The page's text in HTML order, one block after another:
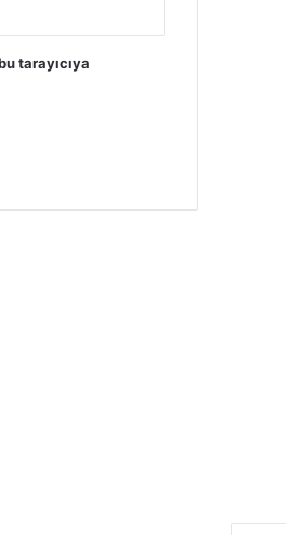
tarayıcıya